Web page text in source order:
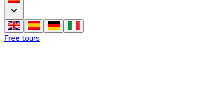
Free tours